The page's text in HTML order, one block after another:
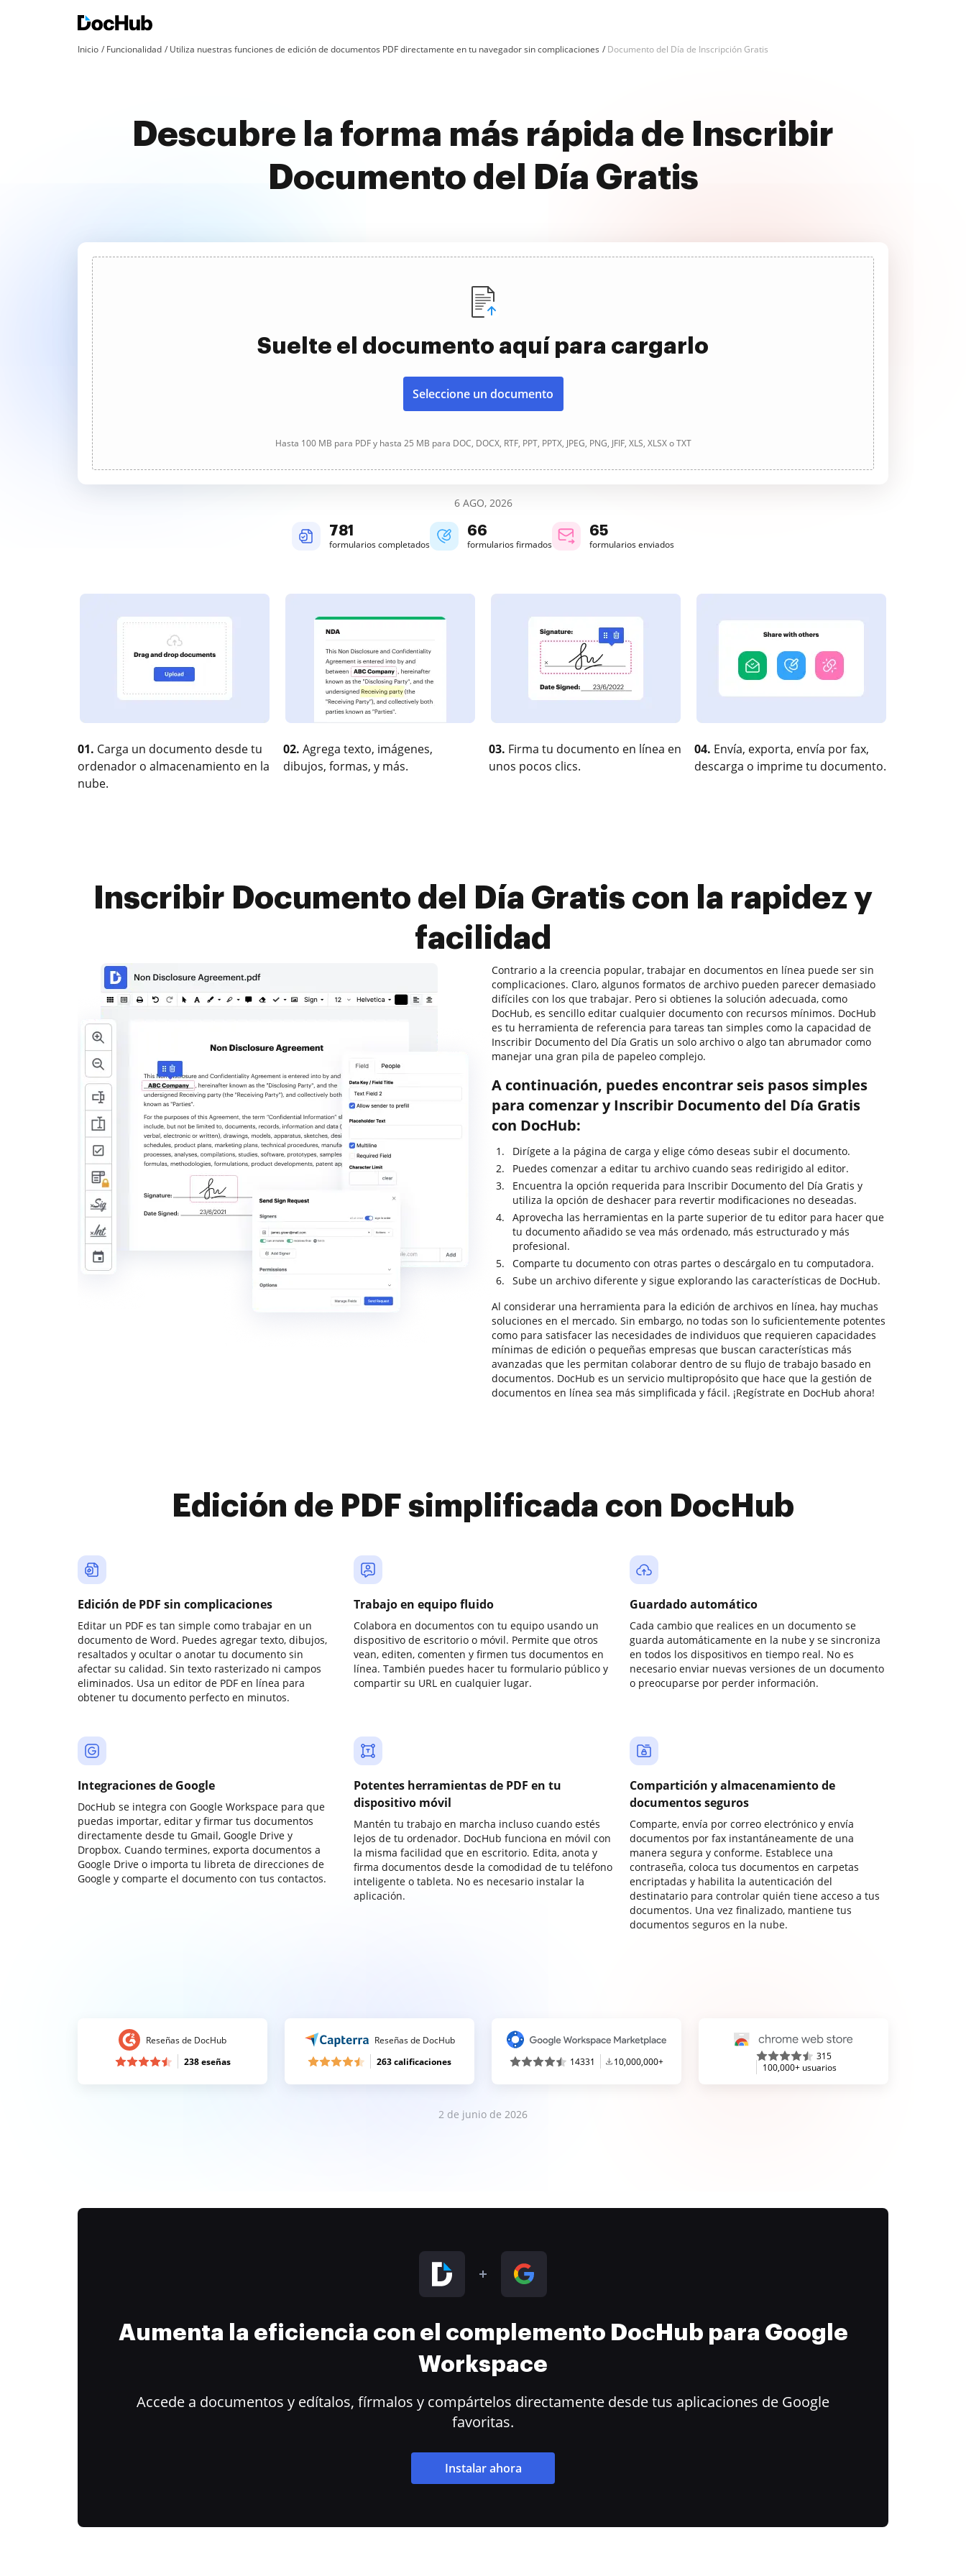
Inicio Funcionalidad Utiliza nuestras funciones de edición de documentos PDF directamente en tu navegador sin complicaciones Documento del Día de Inscripción Gratis
Descubre la forma más rápida de Inscribir
Documento del Día Gratis
Suelte el documento aquí para cargarlo
Seleccione un documento
Hasta 100 MB para PDF y hasta 25 MB para DOC, DOCX, RTF, PPT, PPTX, JPEG, PNG, JFIF, XLS, XLSX o TXT
6 AGO, 2026
781
formularios completados
66
formularios firmados
65
formularios enviados
01. Carga un documento desde tu
ordenador o almacenamiento en la
nube.
02. Agrega texto, imágenes,
dibujos, formas, y más.
03. Firma tu documento en línea en
unos pocos clics.
04. Envía, exporta, envía por fax,
descarga o imprime tu documento.
Inscribir Documento del Día Gratis con la rapidez y
facilidad
Contrario a la creencia popular, trabajar en documentos en línea puede ser sin
complicaciones. Claro, algunos formatos de archivo pueden parecer demasiado
difíciles con los que trabajar. Pero si obtienes la solución adecuada, como
DocHub, es sencillo editar cualquier documento con recursos mínimos. DocHub
es tu herramienta de referencia para tareas tan simples como la capacidad de
Inscribir Documento del Día Gratis un solo archivo o algo tan abrumador como
manejar una gran pila de papeleo complejo.
A continuación, puedes encontrar seis pasos simples
para comenzar y Inscribir Documento del Día Gratis
con DocHub:
Dirígete a la página de carga y elige cómo deseas subir el documento.
Puedes comenzar a editar tu archivo cuando seas redirigido al editor.
Encuentra la opción requerida para Inscribir Documento del Día Gratis y
utiliza la opción de deshacer para revertir modificaciones no deseadas.
Aprovecha las herramientas en la parte superior de tu editor para hacer que
tu documento añadido se vea más ordenado, más estructurado y más
profesional.
Comparte tu documento con otras partes o descárgalo en tu computadora.
Sube un archivo diferente y sigue explorando las características de DocHub.
Al considerar una herramienta para la edición de archivos en línea, hay muchas
soluciones en el mercado. Sin embargo, no todas son lo suficientemente potentes
como para satisfacer las necesidades de individuos que requieren capacidades
mínimas de edición o pequeñas empresas que buscan características más
avanzadas que les permitan colaborar dentro de su flujo de trabajo basado en
documentos. DocHub es un servicio multipropósito que hace que la gestión de
documentos en línea sea más simplificada y fácil. ¡Regístrate en DocHub ahora!
Edición de PDF simplificada con DocHub
Edición de PDF sin complicaciones
Editar un PDF es tan simple como trabajar en un
documento de Word. Puedes agregar texto, dibujos,
resaltados y ocultar o anotar tu documento sin
afectar su calidad. Sin texto rasterizado ni campos
eliminados. Usa un editor de PDF en línea para
obtener tu documento perfecto en minutos.
Trabajo en equipo fluido
Colabora en documentos con tu equipo usando un
dispositivo de escritorio o móvil. Permite que otros
vean, editen, comenten y firmen tus documentos en
línea. También puedes hacer tu formulario público y
compartir su URL en cualquier lugar.
Guardado automático
Cada cambio que realices en un documento se
guarda automáticamente en la nube y se sincroniza
en todos los dispositivos en tiempo real. No es
necesario enviar nuevas versiones de un documento
o preocuparse por perder información.
Integraciones de Google
DocHub se integra con Google Workspace para que
puedas importar, editar y firmar tus documentos
directamente desde tu Gmail, Google Drive y
Dropbox. Cuando termines, exporta documentos a
Google Drive o importa tu libreta de direcciones de
Google y comparte el documento con tus contactos.
Potentes herramientas de PDF en tu
dispositivo móvil
Mantén tu trabajo en marcha incluso cuando estés
lejos de tu ordenador. DocHub funciona en móvil con
la misma facilidad que en escritorio. Edita, anota y
firma documentos desde la comodidad de tu teléfono
inteligente o tableta. No es necesario instalar la
aplicación.
Compartición y almacenamiento de
documentos seguros
Comparte, envía por correo electrónico y envía
documentos por fax instantáneamente de una
manera segura y conforme. Establece una
contraseña, coloca tus documentos en carpetas
encriptadas y habilita la autenticación del
destinatario para controlar quién tiene acceso a tus
documentos. Una vez finalizado, mantiene tus
documentos seguros en la nube.
Reseñas de DocHub
238 eseñas
Reseñas de DocHub
263 calificaciones
14331 10,000,000+
315
100,000+ usuarios
2 de junio de 2026
Aumenta la eficiencia con el complemento DocHub para Google
Workspace
Accede a documentos y edítalos, fírmalos y compártelos directamente desde tus aplicaciones de Google
favoritas.
Instalar ahora